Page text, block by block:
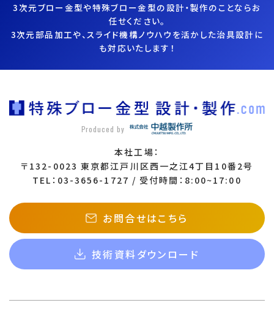
3次元ブロー金型や特殊ブロー金型の設計・製作のことならお
任せください。
3次元部品加工や、スライド機構ノウハウを活かした治具設計に
も対応いたします！
Produced by
本社工場：
〒132-0023 東京都江戸川区西一之江4丁目10番2号
TEL：03-3656-1727 / 受付時間：8:00~17:00
お問合せはこちら
技術資料ダウンロード